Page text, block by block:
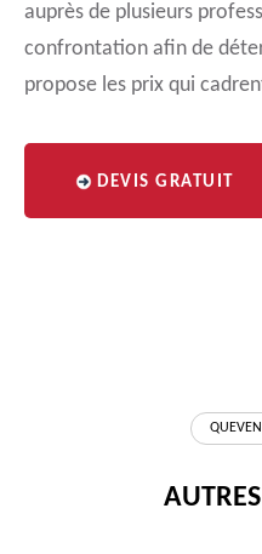
auprès de plusieurs
confrontation afin de
propose les prix qui
DEVIS GRATUIT